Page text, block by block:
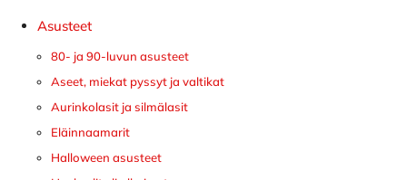
sivupalkki
Asusteet
80- ja 90-luvun asusteet
Aseet, miekat pyssyt ja valtikat
Aurinkolasit ja silmälasit
Eläinnaamarit
Halloween asusteet